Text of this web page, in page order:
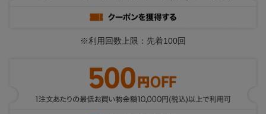
※利用回数上限：先着100回